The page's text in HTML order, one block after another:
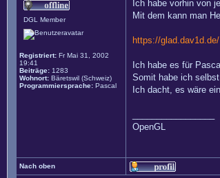
DGL Member
Registriert: Fr Mai 31, 2002
19:41
Beiträge: 1283
Wohnort: Bäretswil (Schweiz)
Programmiersprache: Pascal
Ich habe vorhin von
Mit dem kann man
https://glad.dav1d.de/
Ich habe es für
Somit habe ich
Ich dacht, es wäre
OpenGL
Nach oben